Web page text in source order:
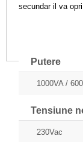
secundar il va
Putere
1000VA /
Tensiune
230Vac